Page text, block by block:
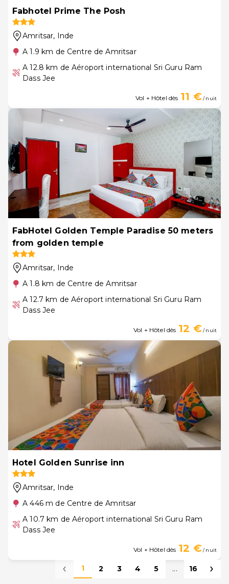
Fabhotel Prime The Posh
Amritsar, Inde
A 1.9 km de Centre de Amritsar
A 12.8 km de Aéroport international Sri Guru Ram
Dass Jee
Vol + Hôtel dès 11 €/ nuit
FabHotel Golden Temple Paradise 50 meters
from golden temple
Amritsar, Inde
A 1.8 km de Centre de Amritsar
A 12.7 km de Aéroport international Sri Guru Ram
Dass Jee
Vol + Hôtel dès 12 €/ nuit
Hotel Golden Sunrise inn
Amritsar, Inde
A 446 m de Centre de Amritsar
A 10.7 km de Aéroport international Sri Guru Ram
Dass Jee
Vol + Hôtel dès 12 €/ nuit
1 2 3 4 5 ... 16